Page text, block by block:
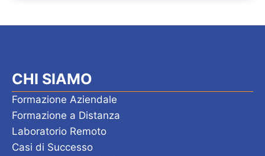
CHI SIAMO
Formazione Aziendale
Formazione a Distanza
Laboratorio Remoto
Casi di Successo